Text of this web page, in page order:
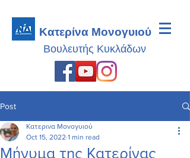
Κατερίνα Μονογυιού
Βουλευτής Κυκλάδων
Post
Μήνυμα της Κατερίνας
Κατερινα Μονογυιού
Oct 15, 2022 1 min read